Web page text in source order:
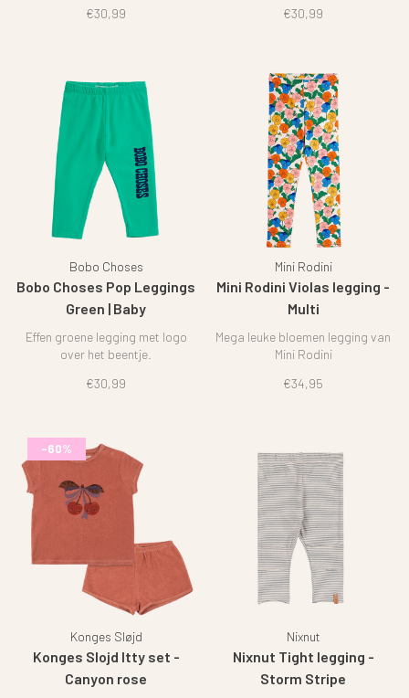
€30,99 €30,99
Bobo Choses
Bobo Choses Pop Leggings
Green | Baby
Effen groene legging met logo
over het beentje.
€30,99
Mini Rodini
Mini Rodini Violas legging -
Multi
Mega leuke bloemen legging van
Mini Rodini
€34,95
-60%
Konges Sløjd
Konges Slojd Itty set -
Canyon rose
Nixnut
Nixnut Tight legging -
Storm Stripe